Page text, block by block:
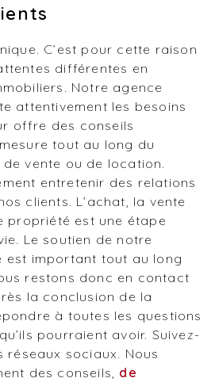
C’est pour cette raison
différentes en
Notre agence
attentivement les besoins
offre des conseils
tout au long du
vente ou de location.
entretenir des relations
clients. L’achat, la vente
propriété est une étape
Le soutien de notre
est important tout au long
restons donc en contact
la conclusion de la
à toutes les questions
pourraient avoir. Suivez-
réseaux sociaux. Nous
des conseils, de